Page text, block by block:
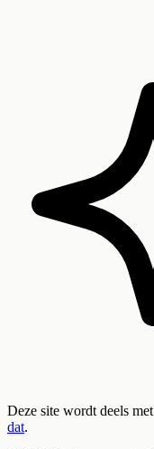
Deze site wordt deels
dat.